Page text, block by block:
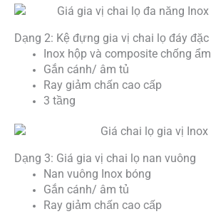
Dạng 2: Kệ đựng gia vị chai lọ đáy đặc
Inox hộp và composite chống ẩm
Gắn cánh/ âm tủ
Ray giảm chấn cao cấp
3 tầng
Dạng 3: Giá gia vị chai lọ nan vuông
Nan vuông Inox bóng
Gắn cánh/ âm tủ
Ray giảm chấn cao cấp